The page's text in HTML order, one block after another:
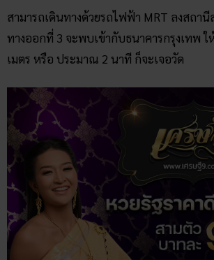
สามารถเดินทางด้วยรถไฟฟ้า MRT ลงสถา
ทางออกที่ 3 จะพบเข้ากับธนาคารกรุงเทพ
เมตร หรือ ประมาณ 2 นาที ก็จะเจอวัด